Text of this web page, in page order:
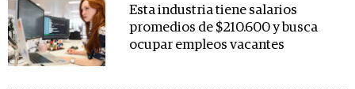
Esta industria tiene salarios
promedios de $210.600 y busca
ocupar empleos vacantes